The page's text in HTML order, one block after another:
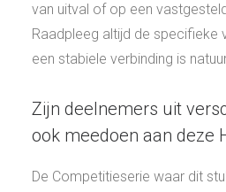
van uitval of op een
Raadpleeg altijd de specifieke
een stabiele verbinding is
Zijn deelnemers uit
ook meedoen aan deze
De Competitieserie waar dit